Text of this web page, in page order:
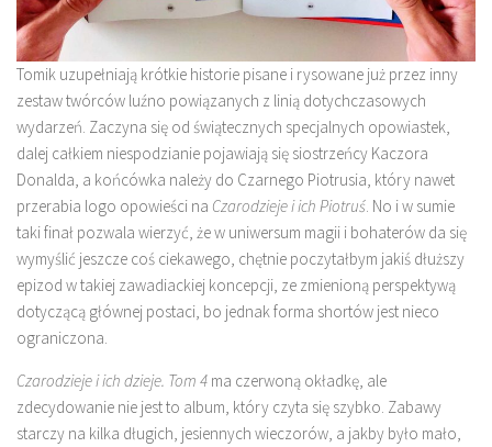
Tomik uzupełniają krótkie historie pisane i rysowane już przez inny
zestaw twórców luźno powiązanych z linią dotychczasowych
wydarzeń. Zaczyna się od świątecznych specjalnych opowiastek,
dalej całkiem niespodzianie pojawiają się siostrzeńcy Kaczora
Donalda, a końcówka należy do Czarnego Piotrusia, który nawet
przerabia logo opowieści na Czarodzieje i ich Piotruś . No i w sumie
taki finał pozwala wierzyć, że w uniwersum magii i bohaterów da się
wymyślić jeszcze coś ciekawego, chętnie poczytałbym jakiś dłuższy
epizod w takiej zawadiackiej koncepcji, ze zmienioną perspektywą
dotyczącą głównej postaci, bo jednak forma shortów jest nieco
ograniczona.
Czarodzieje i ich dzieje. Tom 4 ma czerwoną okładkę, ale
zdecydowanie nie jest to album, który czyta się szybko. Zabawy
starczy na kilka długich, jesiennych wieczorów, a jakby było mało,